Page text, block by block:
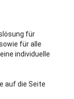
für
für alle
individuelle
auf die Seite